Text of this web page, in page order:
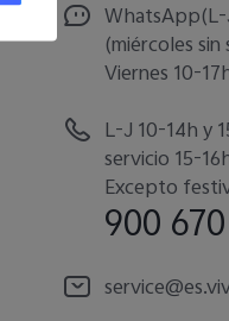
WhatsApp(L-
(miércoles
Viernes 10-
L-J 10-14h y
servicio 15-
Excepto
900